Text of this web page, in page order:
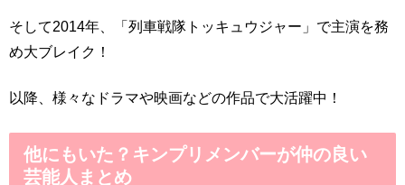
そして2014年、「列車戦隊トッキュウジャー」で主演を務
め大ブレイク！
以降、様々なドラマや映画などの作品で大活躍中！
他にもいた？キンプリメンバーが仲の良い
芸能人まとめ